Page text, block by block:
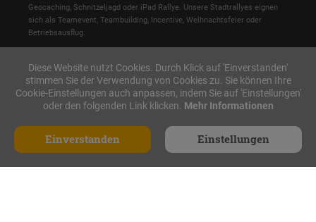
Geocaching, Schnitzeljagd oder iPad Rallye. Unsere Stadtrallyes eignen
sich als Teamevent, Teambuilding, Incentive, Weihnachtsfeier oder
Betriebsausflug.
Made with ♥ in Nürnberg
Diese Website nutzt Cookies. Durch Klick auf 'Einverstanden'
stimmen Sie der Verwendung von Cookies zu. Sie können Ihre
Cookie-Einstellungen auch anpassen, indem Sie auf 'Einstellungen'
oder den folgenden Link klicken. Mehr Informationen
Einverstanden Einstellungen